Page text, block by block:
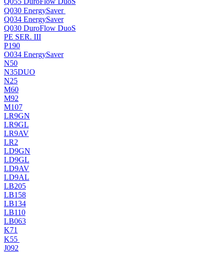
Q030 EnergySaver
Q034 EnergySaver
Q030 DuroFlow DuoS
PE SER. III
P190
O034 EnergySaver
N50
N35DUO
N25
M60
M92
M107
LR9GN
LR9GL
LR9AV
LR2
LD9GN
LD9GL
LD9AV
LD9AL
LB205
LB158
LB134
LB110
LB063
K71
K55
J092